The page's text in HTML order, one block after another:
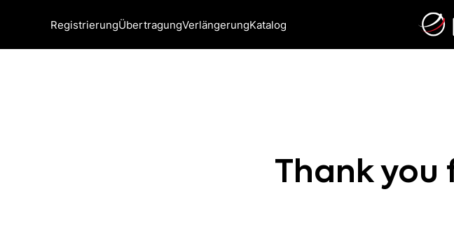
RegistrierungÜbertragungVerlängerungKatalog
Thank you